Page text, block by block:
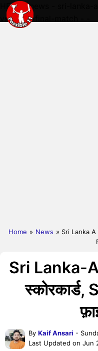
HERE - news - sri-
vs-ind-a-final-match - -
Home » News » Sri Lanka
Sri Lanka-
By Kaif Ansari -
Last Updated on Jun